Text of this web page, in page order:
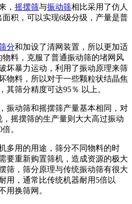
， 摇摆筛与振动筛相比采用了仿人
面积，可以实现6级分级，产量是普
分和加设了清网装置，所以更加适
料，克服了普通振动筛的堵网风
坏暴力运动，利用了振动原理来筛
物料，所以对于一些颗粒状结晶焦
其筛分精度可达95％ 以上。
振动筛和摇摆筛产量基本相同，对
，摇摆筛的生产量则大大高过振动
。
多用的用途，筛分不同物料的时
要重新购置筛机，造成资源的极大
筛，筛分原理与传统振动筛有很大
用，通常比传统机器耐用5倍以
用换筛网。